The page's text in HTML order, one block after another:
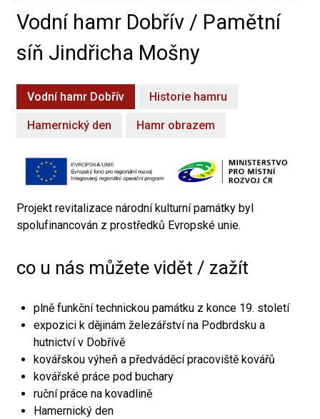
Vodní hamr Dobřív / Pamětní
síň Jindřicha Mošny
Vodní hamr Dobřív Historie hamru
Hamernický den Hamr obrazem
Projekt revitalizace národní kulturní památky byl
spolufinancován z prostředků Evropské unie.
co u nás můžete vidět / zažít
plně funkční technickou památku z konce 19. století
expozici k dějinám železářství na Podbrdsku a
hutnictví v Dobřívě
kovářskou výheň a předváděcí pracoviště kovářů
kovářské práce pod buchary
ruční práce na kovadlině
Hamernický den